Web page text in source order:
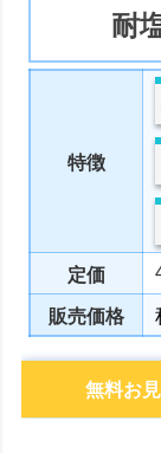
耐
特徴
定価
販売価格
無料お